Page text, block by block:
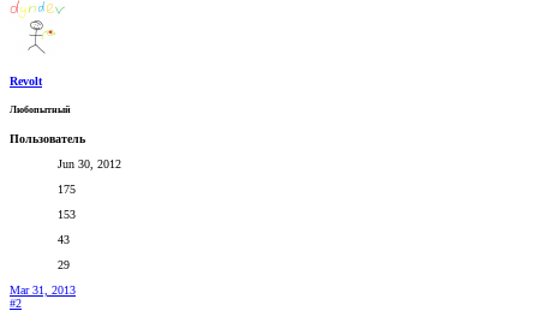
Revolt
Любопытный
Пользователь
Jun 30, 2012
175
153
43
29
Mar 31, 2013
#2